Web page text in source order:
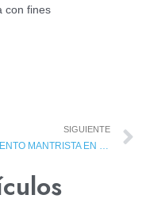
con fines
SIGUIENTE